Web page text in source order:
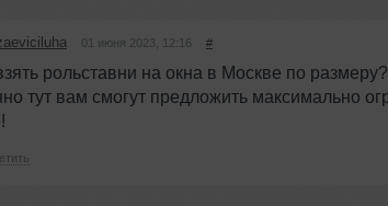
01 июня 2023, 12:16 #
рольставни на окна в Москве по
тут вам смогут предложить максимально